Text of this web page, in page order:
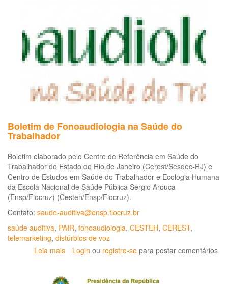
Boletim de Fonoaudiologia na Saúde do
Trabalhador
Boletim elaborado pelo Centro de Referência em Saúde do
Trabalhador do Estado do Rio de Janeiro (Cerest/Sesdec-RJ) e
Centro de Estudos em Saúde do Trabalhador e Ecologia Humana
da Escola Nacional de Saúde Pública Sergio Arouca
(Ensp/Fiocruz) (Cesteh/Ensp/Fiocruz).
Contato: saude-auditiva@ensp.fiocruz.br
saúde auditiva, PAIR, fonoaudiologia, CESTEH, CEREST,
telemarketing, distúrbios de voz
Leia mais sobre
Fonoaudiologia
Login ou registre-se para postar comentários